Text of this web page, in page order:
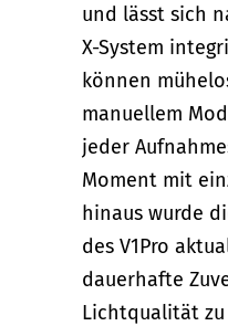
und lässt sich
X-System
können
manuellem
jeder
Moment mit
hinaus wurde
des V1Pro
dauerhafte
Lichtqualität